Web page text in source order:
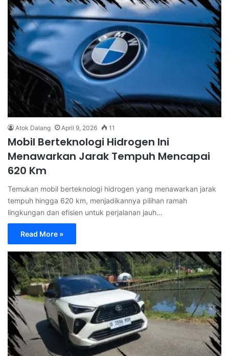
Atok Dalang April 9, 2026 11
Mobil Berteknologi Hidrogen Ini
Menawarkan Jarak Tempuh Mencapai
620 Km
Temukan mobil berteknologi hidrogen yang menawarkan jarak
tempuh hingga 620 km, menjadikannya pilihan ramah
lingkungan dan efisien untuk perjalanan jauh…
Read More »